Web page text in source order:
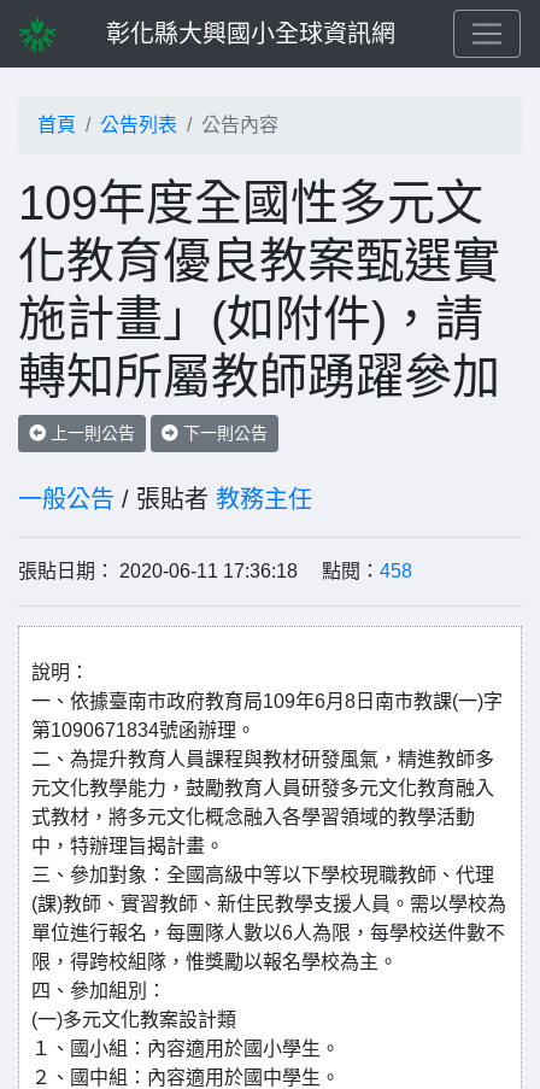
彰化縣大興國小全球資訊網
首頁 公告列表 公告內容
109年度全國性多元文
化教育優良教案甄選實
施計畫」(如附件)，請
轉知所屬教師踴躍參加
上一則公告 下一則公告
一般公告 / 張貼者 教務主任
張貼日期： 2020-06-11 17:36:18 點閱： 458
說明：
一、依據臺南市政府教育局109年6月8日南市教課(一)字
第1090671834號函辦理。
二、為提升教育人員課程與教材研發風氣，精進教師多
元文化教學能力，鼓勵教育人員研發多元文化教育融入
式教材，將多元文化概念融入各學習領域的教學活動
中，特辦理旨揭計畫。
三、參加對象：全國高級中等以下學校現職教師、代理
(課)教師、實習教師、新住民教學支援人員。需以學校為
單位進行報名，每團隊人數以6人為限，每學校送件數不
限，得跨校組隊，惟獎勵以報名學校為主。
四、參加組別：
(一)多元文化教案設計類
１、國小組：內容適用於國小學生。
２、國中組：內容適用於國中學生。